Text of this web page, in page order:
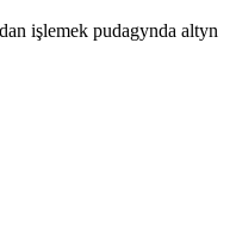
işlemek pudagynda altyn